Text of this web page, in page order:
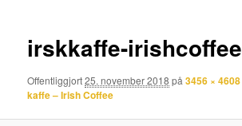
irskkaffe-irishcoffee
Offentliggjort25. november 2018 på3456 × 4608
kaffe – Irish Coffee